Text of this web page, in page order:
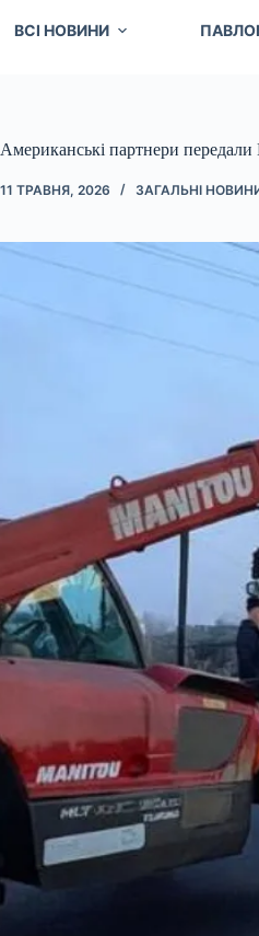
ВСІ НОВИНИ
Американські партнери передали
11 ТРАВНЯ, 2026 ЗАГАЛЬНІ